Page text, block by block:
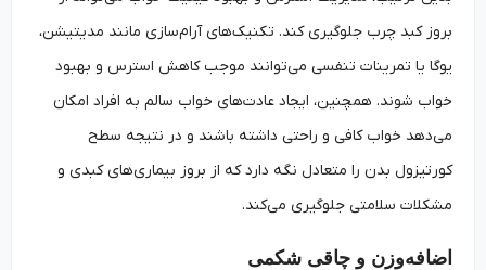
بروز کبد چرب جلوگیری کند. تکنیک‌های آرام‌سازی مانند مدیتیشن،
یوگا یا تمرینات تنفسی می‌توانند موجب کاهش استرس و بهبود
خواب شوند. همچنین، ایجاد عادت‌های خواب سالم به افراد امکان
می‌دهد خواب کافی و راحتی داشته باشند و در نتیجه سطح
کورتیزول بدن را متعادل نگه دارد که از بروز بیماری‌های کبدی و
مشکلات سلامتی جلوگیری می‌کند.
اضافه‌وزن و چاقی شکمی